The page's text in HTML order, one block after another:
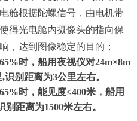
舱根据陀螺信号，由电机带
得光电舱内摄像头的指向保
，达到图像稳定的目的 ；
时，船用夜视仪对24m×8m
,识别距离为3公里左右。
时， 能见度≤400米，船用
别 距离为1500米左右。